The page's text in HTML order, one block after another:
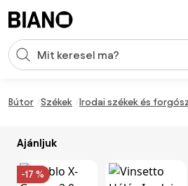
Keresési bevitel
Bútor Székek Irodai székek és
Ajánljuk
-17 %